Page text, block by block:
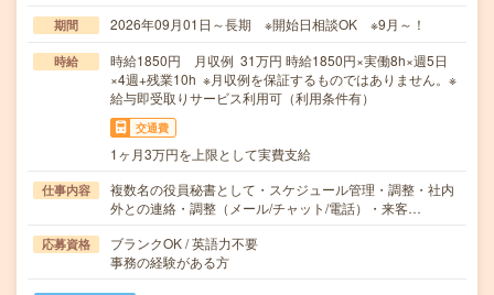
期間 2026年09月01日～長期 ※開始日相談OK ※9月～！
時給
時給1850円 月収例 31万円 時給1850円×実働8h×週5日
×4週+残業10h ※月収例を保証するものではありません。※
給与即受取りサービス利用可（利用条件有）
交通費
1ヶ月3万円を上限として実費支給
仕事内容
複数名の役員秘書として・スケジュール管理・調整・社内
外との連絡・調整（メール/チャット/電話）・来客…
応募資格
ブランクOK / 英語力不要
事務の経験がある方